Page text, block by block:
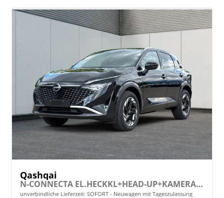
Qashqai
N-CONNECTA EL.HECKKL+HEAD-UP+KAMERA+ACC+PDC+SHZ+LED
unverbindliche Lieferzeit: SOFORT Neuwagen mit Tageszulassung